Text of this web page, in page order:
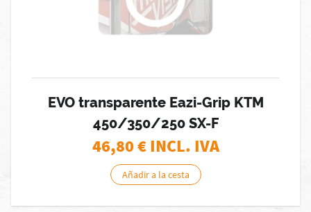
EVO transparente Eazi-Grip KTM
450/350/250 SX-F
46,80€ INCL. IVA
Añadir a la cesta